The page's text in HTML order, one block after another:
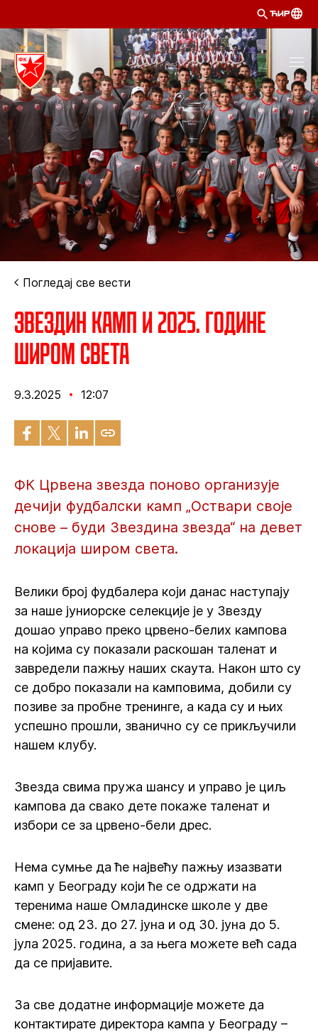
ЋИР
Погледај све вести
Звездин камп и 2025. године
широм света
9.3.2025 12:07
ФК Црвена звезда поново организује
дечији фудбалски камп „Оствари своје
снове – буди Звездина звезда“ на девет
локација широм света.
Велики број фудбалера који данас наступају
за наше јуниорске селекције је у Звезду
дошао управо преко црвено-белих кампова
на којима су показали раскошан таленат и
завредели пажњу наших скаута. Након што су
се добро показали на камповима, добили су
позиве за пробне тренинге, а када су и њих
успешно прошли, званично су се прикључили
нашем клубу.
Звезда свима пружа шансу и управо је циљ
кампова да свако дете покаже таленат и
избори се за црвено-бели дрес.
Нема сумње да ће највећу пажњу изазвати
камп у Београду који ће се одржати на
теренима наше Омладинске школе у две
смене: од 23. до 27. јуна и од 30. јуна до 5.
јула 2025. година, а за њега можете већ сада
да се пријавите.
За све додатне информације можете да
контактирате директора кампа у Београду –